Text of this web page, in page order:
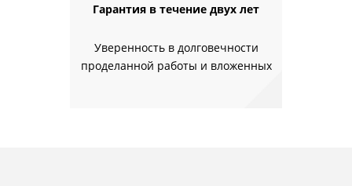
Гарантия в течение двух лет
Уверенность в долговечности
проделанной работы и вложенных